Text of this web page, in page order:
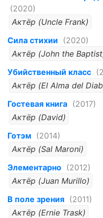
(2020)
Актёр (Uncle Frank)
Сила стихии (2020)
Актёр (John the
Убийственный класс
Актёр (El Alma del
Гостевая книга (2017)
Актёр (David)
Готэм (2014)
Актёр (Sal Maroni)
Элементарно (2012)
Актёр (Juan Murillo)
В поле зрения (2011)
Актёр (Ernie Trask)